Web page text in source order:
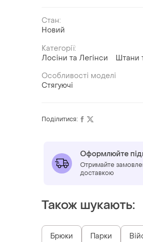
Стан:
Новий
Категорії:
Лосіни та Легінси
Штани
Особливості моделі
Стягуючі
Поділитися:
Оформлюйте
Отримайте
доставкою
Також шукають:
Брюки Парки